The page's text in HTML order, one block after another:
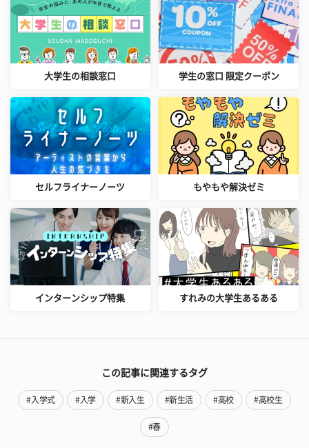
大学生の相談窓口 学生の窓口 限定クーポン
セルフライナーノーツ もやもや解決ゼミ
インターンシップ特集 すれみの大学生あるある
この記事に関連するタグ
#入学式 #入学 #新入生 #新生活 #高校 #高校生
#春